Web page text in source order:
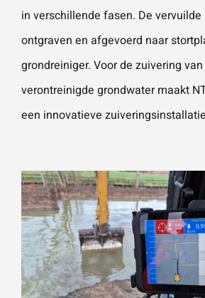
in verschillende fasen. De
ontgraven en afgevoerd naar
grondreiniger. Voor de zuivering
verontreinigde grondwater maakt
een innovatieve